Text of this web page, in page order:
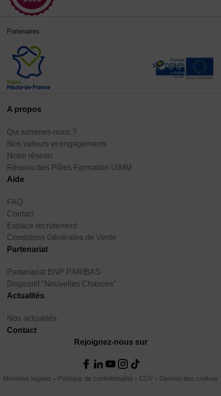
A propos
Qui sommes-nous ?
Nos valeurs et engagements
Notre réseau
Réseau des Pôles Formation UIMM
Aide
FAQ
Contact
Espace recrutement
Conditions Générales de Vente
Partenariat
Partenariat BNP PARIBAS
Dispositif "Nouvelles Chances"
Actualités
Nos actualités
Contact
Rejoignez-nous sur
Partenaires
Mentions légales Politique de confidentialité CGV Gestion des cookies